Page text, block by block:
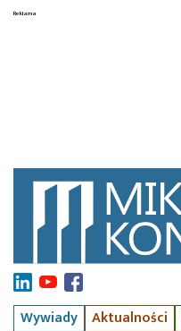
Wywiady Aktualności